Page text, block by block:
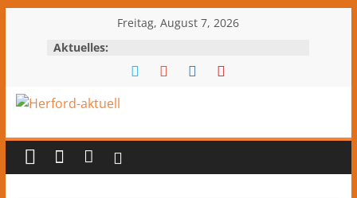
springen
Freitag, August 7, 2026
Aktuelles:
Herford-
aktuell